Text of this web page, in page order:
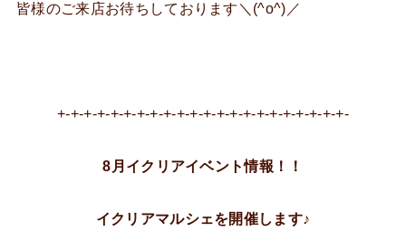
皆様のご来店お待ちしております＼(^o^)／
+-+-+-+-+-+-+-+-+-+-+-+-+-+-+-+-+-+-+-+-+-+-
8月イクリアイベント情報！！
イクリアマルシェを開催します♪